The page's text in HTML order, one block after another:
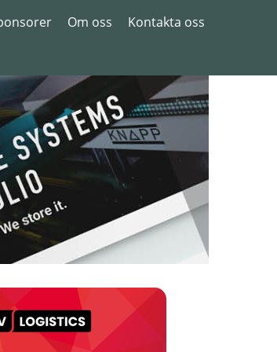
Om oss
Kontakta oss